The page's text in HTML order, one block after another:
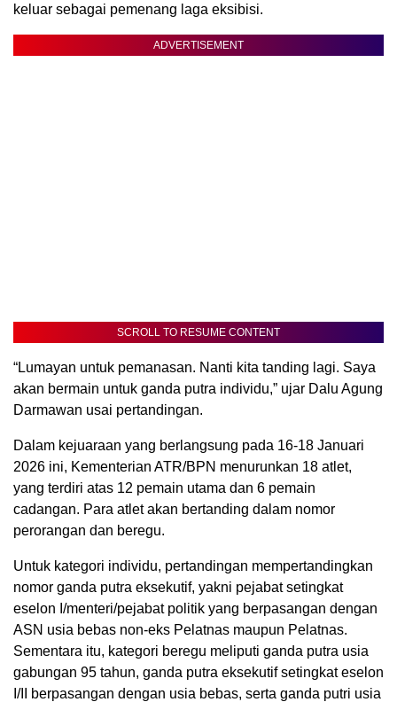
keluar sebagai pemenang laga eksibisi.
ADVERTISEMENT
SCROLL TO RESUME CONTENT
“Lumayan untuk pemanasan. Nanti kita tanding lagi. Saya
akan bermain untuk ganda putra individu,” ujar Dalu Agung
Darmawan usai pertandingan.
Dalam kejuaraan yang berlangsung pada 16-18 Januari
2026 ini, Kementerian ATR/BPN menurunkan 18 atlet,
yang terdiri atas 12 pemain utama dan 6 pemain
cadangan. Para atlet akan bertanding dalam nomor
perorangan dan beregu.
Untuk kategori individu, pertandingan mempertandingkan
nomor ganda putra eksekutif, yakni pejabat setingkat
eselon I/menteri/pejabat politik yang berpasangan dengan
ASN usia bebas non-eks Pelatnas maupun Pelatnas.
Sementara itu, kategori beregu meliputi ganda putra usia
gabungan 95 tahun, ganda putra eksekutif setingkat eselon
I/II berpasangan dengan usia bebas, serta ganda putri usia